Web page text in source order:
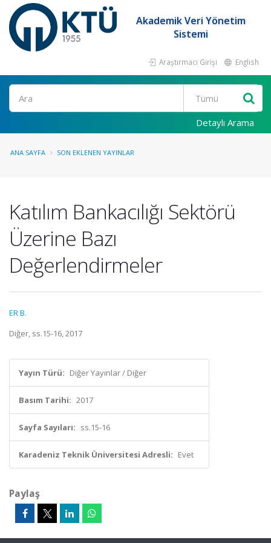
Akademik Veri Yönetim
Sistemi
Araştırmacı Girişi English
Ara
Detaylı Arama
ANA SAYFA SON EKLENEN YAYINLAR
Katılım Bankacılığı Sektörü
Üzerine Bazı
Değerlendirmeler
ER B.
Diğer, ss.15-16, 2017
Yayın Türü: Diğer Yayınlar / Diğer
Basım Tarihi: 2017
Sayfa Sayıları: ss.15-16
Karadeniz Teknik Üniversitesi Adresli: Evet
Paylaş